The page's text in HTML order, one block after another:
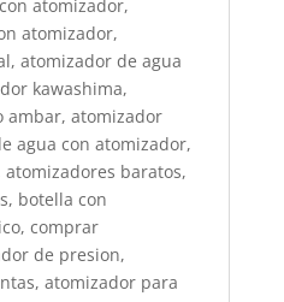
atomizador,
atomizador,
atomizador de agua
kawashima,
ambar, atomizador
agua con atomizador,
baratos,
botella con
comprar
de presion,
atomizador para